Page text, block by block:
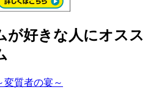
が好きな人にオスス